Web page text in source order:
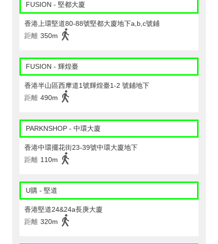
FUSION - 堅都大廈
香港上環堅道80-88號堅都大廈地下a,b,c號鋪
距離 350m
FUSION - 輝煌臺
香港半山區西摩道1號輝煌臺1-2 號鋪地下
距離 490m
PARKNSHOP - 中環大廈
香港中環擺花街23-39號中環大廈地下
距離 110m
U購 - 堅道
香港堅道24&24a長庚大廈
距離 320m